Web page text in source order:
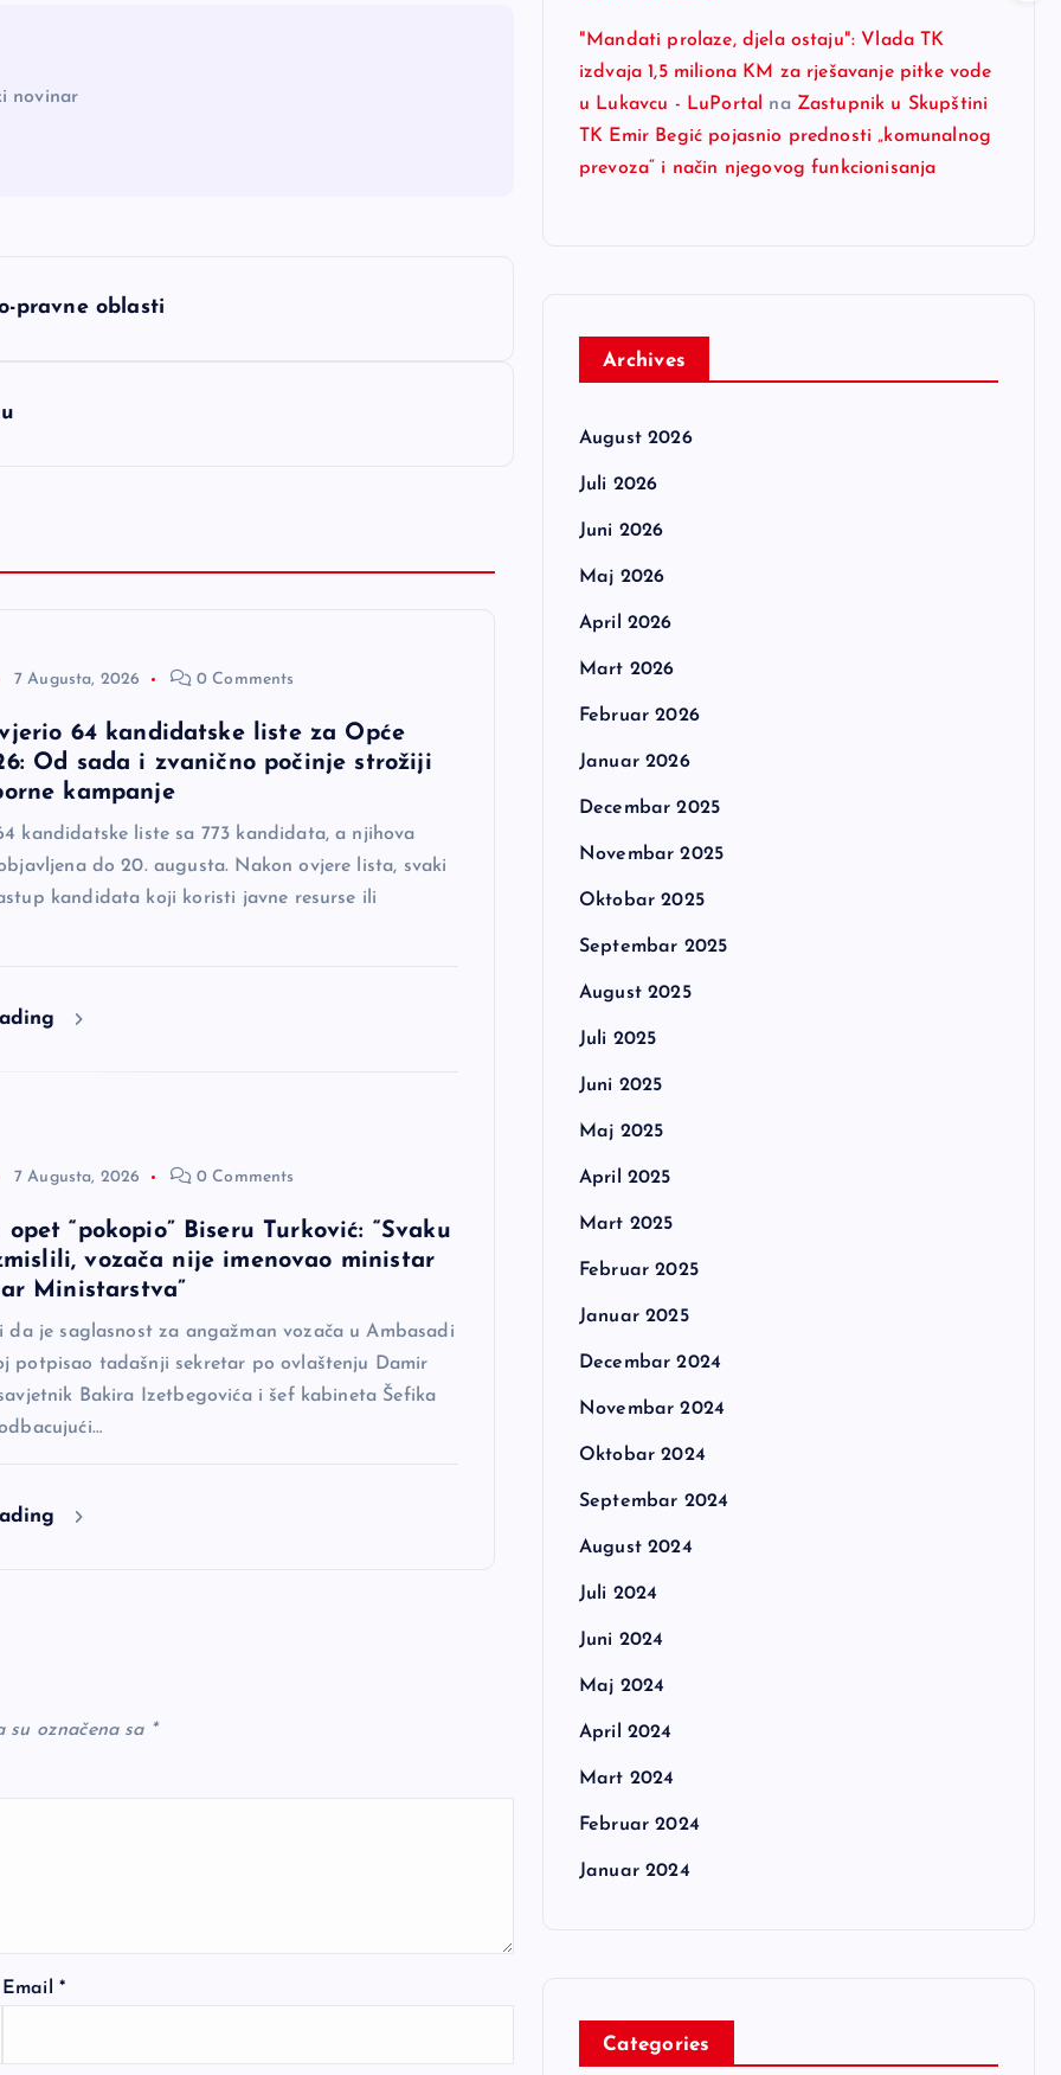
novinar
pravne oblasti
7 Augusta, 2026 0 Comments
64 kandidatske liste za Opće
Od sada i zvanično počinje strožiji
kampanje
kandidatske liste sa 773 kandidata, a njihova
do 20. augusta. Nakon ovjere lista, svaki
kandidata koji koristi javne resurse ili
7 Augusta, 2026 0 Comments
opet “pokopio” Biseru Turković: “Svaku
vozača nije imenovao ministar
Ministarstva”
da je saglasnost za angažman vozača u Ambasadi
potpisao tadašnji sekretar po ovlaštenju Damir
Bakira Izetbegovića i šef kabineta Šefika
su označena sa *
Email *
"Mandati prolaze, djela ostaju": Vlada TK
izdvaja 1,5 miliona KM za rješavanje pitke vode
u Lukavcu - LuPortal
na Zastupnik u Skupštini
TK Emir Begić pojasnio prednosti „komunalnog
prevoza“ i način njegovog funkcionisanja
Archives
August 2026
Juli 2026
Juni 2026
Maj 2026
April 2026
Mart 2026
Februar 2026
Januar 2026
Decembar 2025
Novembar 2025
Oktobar 2025
Septembar 2025
August 2025
Juli 2025
Juni 2025
Maj 2025
April 2025
Mart 2025
Februar 2025
Januar 2025
Decembar 2024
Novembar 2024
Oktobar 2024
Septembar 2024
August 2024
Juli 2024
Juni 2024
Maj 2024
April 2024
Mart 2024
Februar 2024
Januar 2024
Categories